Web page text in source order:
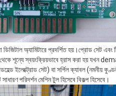
ডিজিটাল অ্যামিটারে প্রদর্শিত হয়।প্রোড সেট
শূন্যে স্বয়ংক্রিয়ভাবে হ্রাস করা হয় যখন
ইলেক্ট্রোড সেট) বা সর্পিল ক্যাবল (নমনীয়
পরিদর্শন মেশিন টুল হিসেবে বিকল্প হিসেবে।